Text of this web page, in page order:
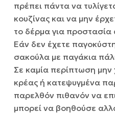
πρέπει πάντα να
κουζίνας και να μην
το δέρμα για
Εάν δεν έχετε
σακούλα με παγάκια
Σε καμία περίπτωση μην
κρέας ή κατεψυγμένα
παρελθόν πιθανόν να
μπορεί να βοηθούσε